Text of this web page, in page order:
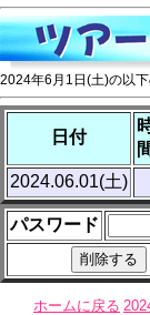
2024年6月1日(土)の以下
日付
2024.06.01(土)
パスワード
ホームに戻る